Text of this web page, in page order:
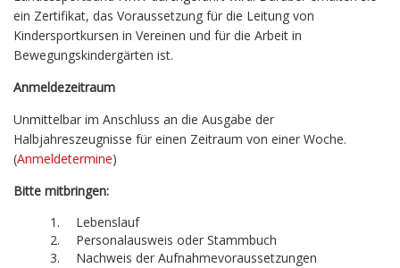
ein Zertifikat, das Voraussetzung für die Leitung von
Kindersportkursen in Vereinen und für die Arbeit in
Bewegungskindergärten ist.
Anmeldezeitraum
Unmittelbar im Anschluss an die Ausgabe der
Halbjahreszeugnisse für einen Zeitraum von einer Woche.
(Anmeldetermine)
Bitte mitbringen:
Lebenslauf
Personalausweis oder Stammbuch
Nachweis der Aufnahmevoraussetzungen